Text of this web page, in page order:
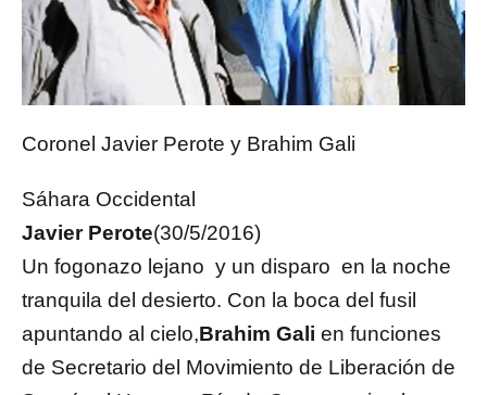
Coronel Javier Perote y Brahim Gali
Sáhara Occidental
Javier Perote(30/5/2016)
Un fogonazo lejano y un disparo en la noche
tranquila del desierto. Con la boca del fusil
apuntando al cielo,Brahim Gali en funciones
de Secretario del Movimiento de Liberación de